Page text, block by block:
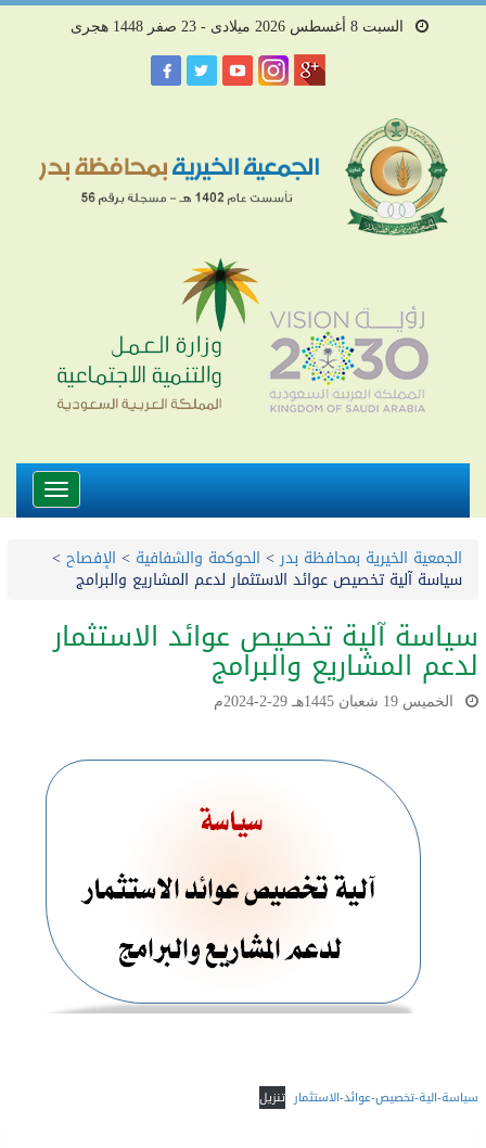
السبت 8 أغسطس 2026 ميلادى - 23 صفر 1448 هجرى
Toggle
الجمعية الخيرية بمحافظة بدر> الحوكمة والشفافية > الإفصاح>
سياسة آلية تخصيص عوائد الاستثمار لدعم المشاريع والبرامج
سياسة آلية تخصيص عوائد الاستثمار
لدعم المشاريع والبرامج
الخميس 19 شعبان 1445هـ 29-2-2024م
سياسة-الية-تخصيص-عوائد-الاستثمار تنزيل